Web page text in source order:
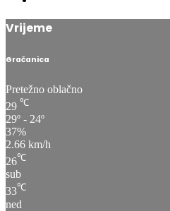
Vrijeme
Gračanica
Pretežno oblačno
29 ℃
29º - 24º
37%
2.66 km/h
26℃
sub
33℃
ned